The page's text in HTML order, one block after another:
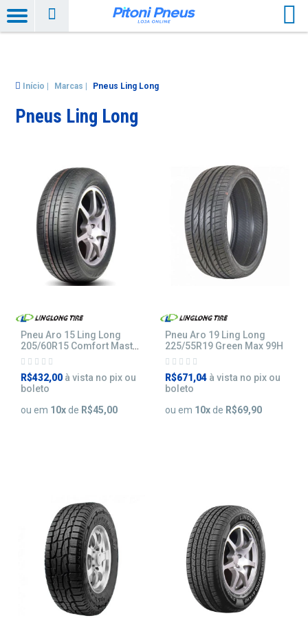
Início Marcas Pneus Ling Long
Pneus Ling Long
Pneu Aro 15 Ling Long
205/60R15 Comfort Master
91V
R$432,00 à vista no pix ou
boleto
ou em 10x de R$45,00
Pneu Aro 19 Ling Long
225/55R19 Green Max 99H
R$671,04 à vista no pix ou
boleto
ou em 10xde R$69,90